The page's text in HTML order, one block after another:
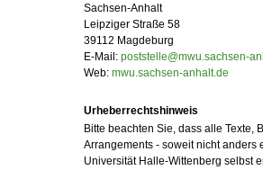
Sachsen-Anhalt
Leipziger Straße 58
39112 Magdeburg
E-Mail: poststelle@mwu.sachsen-
Web: mwu.sachsen-anhalt.de
Urheberrechtshinweis
Bitte beachten Sie, dass alle Texte,
Arrangements - soweit nicht anders
Universität Halle-Wittenberg selbst